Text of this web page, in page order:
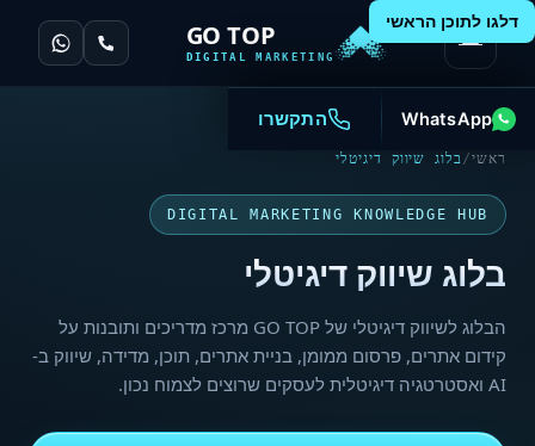
דלגו לתוכן הראשי GO TOP
DIGITAL MARKETING
WhatsApp התקשרו
ראשי/בלוג שיווק דיגיטלי
DIGITAL MARKETING KNOWLEDGE HUB
בלוג שיווק דיגיטלי
הבלוג לשיווק דיגיטלי של GO TOP מרכז מדריכים ותובנות על
קידום אתרים, פרסום ממומן, בניית אתרים, תוכן, מדידה, שיווק ב-
AI ואסטרטגיה דיגיטלית לעסקים שרוצים לצמוח נכון.